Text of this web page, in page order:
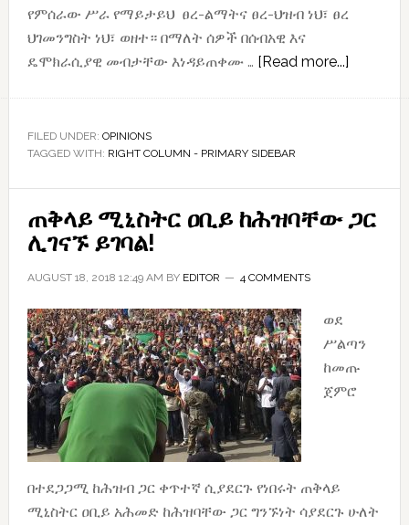
የምሰራው ሥራ የማይታይህ ፀረ-ልማትና ፀረ-ህዝብ ነህ፣ ፀረ
ህገመንግስት ነህ፣ ወዘተ። በማለት ሰዎች በሰብአዊ እና
ዴሞክራሲያዊ መብታቸው እነዳይጠቀሙ … [Read more...]about
FILED UNDER: OPINIONS
TAGGED WITH: RIGHT COLUMN - PRIMARY SIDEBAR
ጠቅላይ ሚኒስትር ዐቢይ ከሕዝባቸው ጋር
ሊገናኙ ይገባል!
AUGUST 18, 2018 12:49 AM BY EDITOR 4 COMMENTS
ወደ
ሥልጣን
ከመጡ
ጀምሮ
በተደጋጋሚ ከሕዝብ ጋር ቀጥተኛ ሲያደርጉ የነበሩት ጠቅላይ
ሚኒስትር ዐቢይ አሕመድ ከሕዝባቸው ጋር ግንኙነት ሳያደርጉ ሁለት